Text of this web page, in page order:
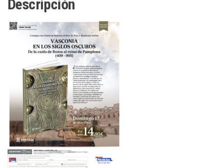
Descripción